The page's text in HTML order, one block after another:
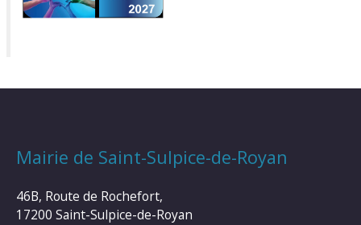
Mairie de Saint-Sulpice-de-Royan
46B, Route de Rochefort,
17200 Saint-Sulpice-de-Royan